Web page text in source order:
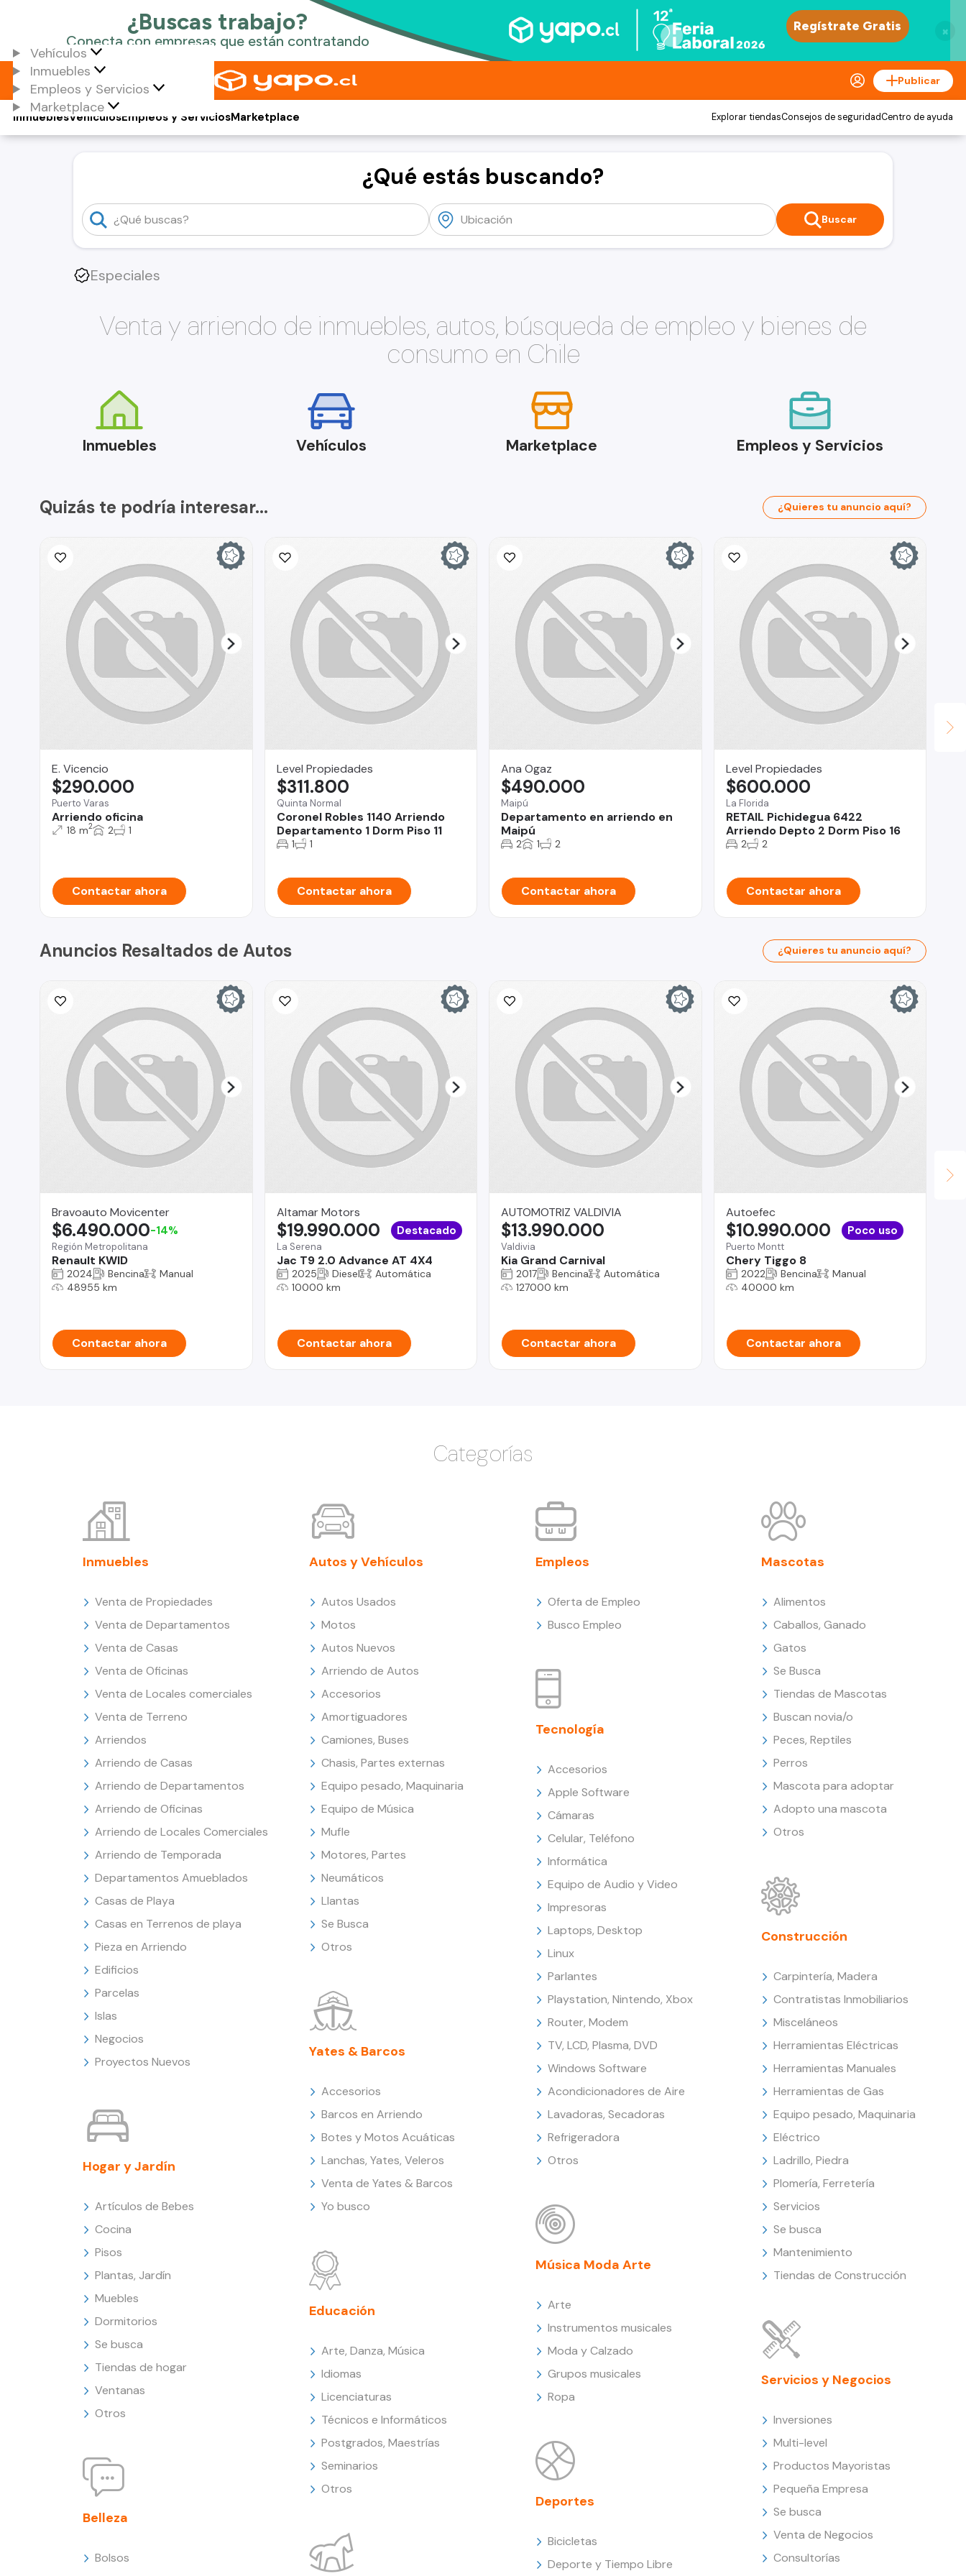
×
Vehículos
Inmuebles
Empleos y Servicios
Marketplace
Publicar
Vehículos
Inmuebles Empleos y ServiciosMarketplace Explorar tiendasConsejos de seguridadCentro de ayuda
¿Qué estás buscando?
Buscar
Especiales
Venta y arriendo de inmuebles, autos, búsqueda de empleo y bienes de
consumo en Chile
Inmuebles Vehículos Marketplace Empleos y Servicios
Quizás te podría interesar... ¿Quieres tu anuncio aquí?
E. Vicencio
Puerto Varas
Arriendo oficina
$290.000
18 m2 2 1
Contactar ahora
Level Propiedades
Quinta Normal
Coronel Robles 1140 Arriendo
Departamento 1 Dorm Piso 11
$311.800
1 1
Contactar ahora
Ana Ogaz
Maipú
Departamento en arriendo en
Maipú
$490.000
2 1 2
Contactar ahora
Level Propiedades
La Florida
RETAIL Pichidegua 6422
Arriendo Depto 2 Dorm Piso 16
$600.000
2 2
Contactar ahora
Anuncios Resaltados de Autos ¿Quieres tu anuncio aquí?
Bravoauto Movicenter
Región Metropolitana
Renault KWID
$6.490.000-14%
2024 Bencina
Manual
48955 km
Contactar ahora
Altamar Motors
La Serena
Jac T9 2.0 Advance AT 4X4
$19.990.000 Destacado
2025 Diesel
Automática
10000 km
Contactar ahora
AUTOMOTRIZ VALDIVIA
Valdivia
Kia Grand Carnival
$13.990.000
2017 Bencina
Automática
127000 km
Contactar ahora
Autoefec
Puerto Montt
Chery Tiggo 8
$10.990.000 Poco uso
2022 Bencina
Manual
40000 km
Contactar ahora
La
Categorías
Inmuebles
Venta de Propiedades
Venta de Departamentos
Venta de Casas
Venta de Oficinas
Venta de Locales comerciales
Venta de Terreno
Arriendos
Arriendo de Casas
Arriendo de Departamentos
Arriendo de Oficinas
Arriendo de Locales Comerciales
Arriendo de Temporada
Departamentos Amueblados
Casas de Playa
Casas en Terrenos de playa
Pieza en Arriendo
Edificios
Parcelas
Islas
Negocios
Proyectos Nuevos
Hogar y Jardín
Artículos de Bebes
Cocina
Pisos
Plantas, Jardín
Muebles
Dormitorios
Se busca
Tiendas de hogar
Ventanas
Otros
Belleza
Bolsos
Autos y Vehículos
Autos Usados
Motos
Autos Nuevos
Arriendo de Autos
Accesorios
Amortiguadores
Camiones, Buses
Chasis, Partes externas
Equipo pesado, Maquinaria
Equipo de Música
Mufle
Motores, Partes
Neumáticos
Llantas
Se Busca
Otros
Yates & Barcos
Accesorios
Barcos en Arriendo
Botes y Motos Acuáticas
Lanchas, Yates, Veleros
Venta de Yates & Barcos
Yo busco
Educación
Arte, Danza, Música
Idiomas
Licenciaturas
Técnicos e Informáticos
Postgrados, Maestrías
Seminarios
Otros
Empleos
Oferta de Empleo
Busco Empleo
Tecnología
Accesorios
Apple Software
Cámaras
Celular, Teléfono
Informática
Equipo de Audio y Video
Impresoras
Laptops, Desktop
Linux
Parlantes
Playstation, Nintendo, Xbox
Router, Modem
TV, LCD, Plasma, DVD
Windows Software
Acondicionadores de Aire
Lavadoras, Secadoras
Refrigeradora
Otros
Música Moda Arte
Arte
Instrumentos musicales
Moda y Calzado
Grupos musicales
Ropa
Deportes
Bicicletas
Deporte y Tiempo Libre
Mascotas
Alimentos
Caballos, Ganado
Gatos
Se Busca
Tiendas de Mascotas
Buscan novia/o
Peces, Reptiles
Perros
Mascota para adoptar
Adopto una mascota
Otros
Construcción
Carpintería, Madera
Contratistas Inmobiliarios
Misceláneos
Herramientas Eléctricas
Herramientas Manuales
Herramientas de Gas
Equipo pesado, Maquinaria
Eléctrico
Ladrillo, Piedra
Plomería, Ferretería
Servicios
Se busca
Mantenimiento
Tiendas de Construcción
Servicios y Negocios
Inversiones
Multi-level
Productos Mayoristas
Pequeña Empresa
Se busca
Venta de Negocios
Consultorías